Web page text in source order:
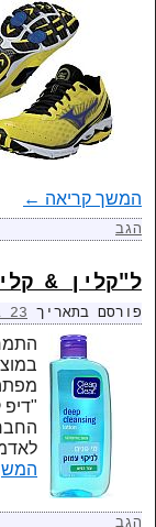
המשך קריאה ←
הגב
ל"קלין &
פורסם בתאריך 23 בפברואר 2013
הגב